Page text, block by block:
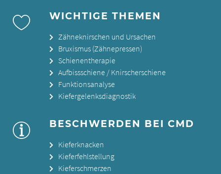
WICHTIGE THEMEN
Zähneknirschen und Ursachen
Bruxismus (Zähnepressen)
Schienentherapie
Aufbissschiene / Knirscherschiene
Funktionsanalyse
Kiefergelenksdiagnostik
BESCHWERDEN BEI CMD
Kieferknacken
Kieferfehlstellung
Kieferschmerzen